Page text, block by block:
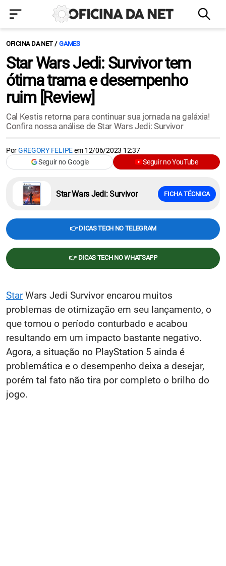
OFICINA DA NET GAMES
Star Wars Jedi: Survivor tem
ótima trama e desempenho
ruim [Review]
Cal Kestis retorna para continuar sua jornada na galáxia!
Confira nossa análise de Star Wars Jedi: Survivor
PorGREGORY FELIPEem 12/06/2023 12:37
Seguir no Google
Seguir no YouTube
Star Wars Jedi: Survivor FICHA TÉCNICA
👉 DICAS TECH NO TELEGRAM
👉 DICAS TECH NO WHATSAPP
StarWars Jedi Survivor encarou muitos
problemas de otimização em seu lançamento, o
que tornou o período conturbado e acabou
resultando em um impacto bastante negativo.
Agora, a situação no PlayStation 5 ainda é
problemática e o desempenho deixa a desejar,
porém tal fato não tira por completo o brilho do
jogo.